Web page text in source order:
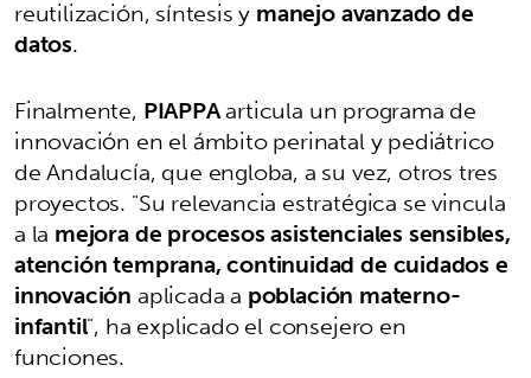
reutilización, síntesis ymanejo avanzado de
datos.
Finalmente, PIAPPAarticula un programa de
innovación en el ámbito perinatal y pediátrico
de Andalucía, que engloba, a su vez, otros tres
proyectos. "Su relevancia estratégica se vincula
a la mejora de procesos asistenciales sensibles,
atención temprana, continuidad de cuidados e
innovaciónaplicada a población materno-
infantil", ha explicado el consejero en
funciones.